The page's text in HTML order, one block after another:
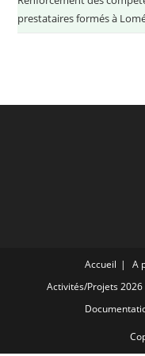
prestataires formés à
Accueil A
Activités/Projets2026